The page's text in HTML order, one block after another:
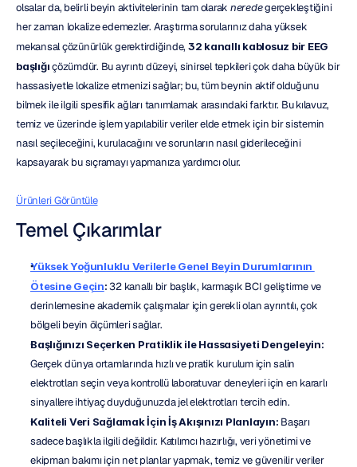
olsalar da, belirli beyin aktivitelerinin tam olarak nerede gerçekleştiğini
her zaman lokalize edemezler. Araştırma sorularınız daha yüksek
mekansal çözünürlük gerektirdiğinde, 32 kanallı kablosuz bir EEG
başlığı çözümdür. Bu ayrıntı düzeyi, sinirsel tepkileri çok daha büyük bir
hassasiyetle lokalize etmenizi sağlar; bu, tüm beynin aktif olduğunu
bilmek ile ilgili spesifik ağları tanımlamak arasındaki farktır. Bu kılavuz,
temiz ve üzerinde işlem yapılabilir veriler elde etmek için bir sistemin
nasıl seçileceğini, kurulacağını ve sorunların nasıl giderileceğini
kapsayarak bu sıçramayı yapmanıza yardımcı olur.
Ürünleri Görüntüle
Temel Çıkarımlar
Yüksek Yoğunluklu Verilerle Genel Beyin Durumlarının
Ötesine Geçin: 32 kanallı bir başlık, karmaşık BCI geliştirme ve
derinlemesine akademik çalışmalar için gerekli olan ayrıntılı, çok
bölgeli beyin ölçümleri sağlar.
Başlığınızı Seçerken Pratiklik ile Hassasiyeti Dengeleyin:
Gerçek dünya ortamlarında hızlı ve pratik kurulum için salin
elektrotları seçin veya kontrollü laboratuvar deneyleri için en kararlı
sinyallere ihtiyaç duyduğunuzda jel elektrotları tercih edin.
Kaliteli Veri Sağlamak İçin İş Akışınızı Planlayın: Başarı
sadece başlıkla ilgili değildir. Katılımcı hazırlığı, veri yönetimi ve
ekipman bakımı için net planlar yapmak, temiz ve güvenilir veriler